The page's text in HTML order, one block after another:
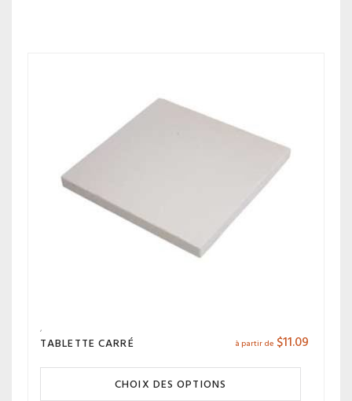
TABLETTE CARRÉ à partir de $11.09
CHOIX DES OPTIONS